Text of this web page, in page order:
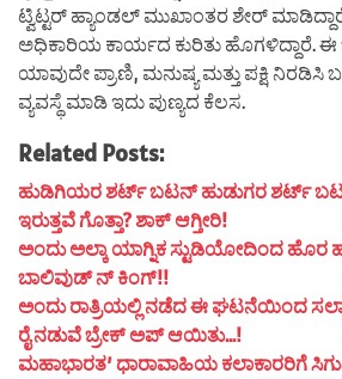
ಟ್ವಿಟ್ಟರ್ ಹ್ಯಾಂಡಲ್ ಮುಖಾಂತರ ಶೇರ್
ಅಧಿಕಾರಿಯ ಕಾರ್ಯದ ಕುರಿತು
ಯಾವುದೇ ಪ್ರಾಣಿ, ಮನುಷ್ಯ ಮತ್ತು ಪಕ್ಷಿ
ವ್ಯವಸ್ಥೆ ಮಾಡಿ ಇದು ಪುಣ್ಯದ ಕೆಲಸ.
Related Posts:
ಹುಡಿಗಿಯರ ಶರ್ಟ್ ಬಟನ್ ಹುಡುಗರ ಶರ್ಟ್
ಇರುತ್ತವೆ ಗೊತ್ತಾ? ಶಾಕ್ ಆಗ್ತೀರಿ!
ಅಂದು ಅಲ್ಕಾ ಯಾಗ್ನಿಕ ಸ್ಟುಡಿಯೋದಿಂದ ಹೊರ
ಬಾಲಿವುಡ್ ನ್ ಕಿಂಗ್!!
ಅಂದು ರಾತ್ರಿಯಲ್ಲಿ ನಡೆದ ಈ ಘಟನೆಯಿಂದ
ರೈ ನಡುವೆ ಬ್ರೇಕ್ ಅಪ್ ಆಯಿತು…!
ಮಹಾಭಾರತ’ ಧಾರಾವಾಹಿಯ ಕಲಾಕಾರರಿಗೆ